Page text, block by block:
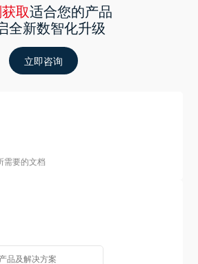
取适合您的产品
全新数智化升级
立即咨询
需要的文档